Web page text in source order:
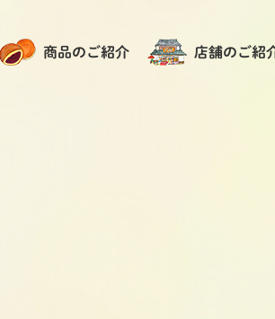
商品のご紹介 店舗のご紹